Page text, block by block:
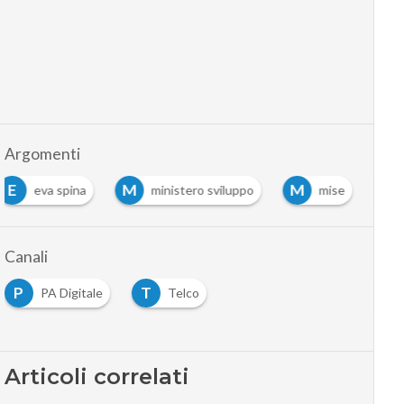
Argomenti
E
eva spina M ministero sviluppo M
mise
Canali
P
PA Digitale T
Telco
Articoli correlati